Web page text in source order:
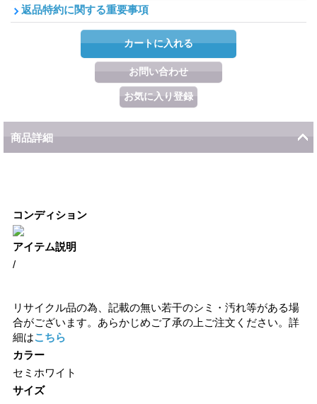
返品特約に関する重要事項
商品詳細
コンディション
アイテム説明
/
リサイクル品の為、記載の無い若干のシミ・汚れ等がある場
合がございます。あらかじめご了承の上ご注文ください。詳
細はこちら
カラー
セミホワイト
サイズ